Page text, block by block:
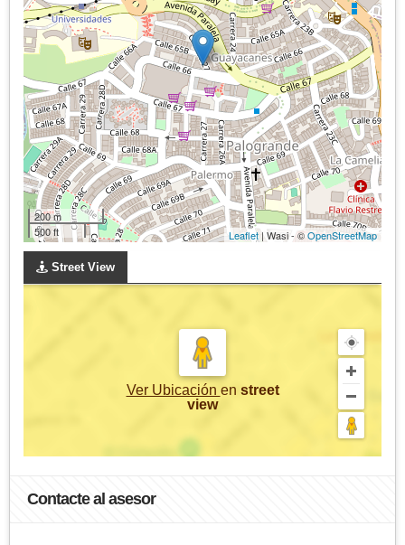
200 m
500 ft
Leaflet| Wasi - ©OpenStreetMap
Street View
Ver Ubicación en street
view
Contacte al asesor